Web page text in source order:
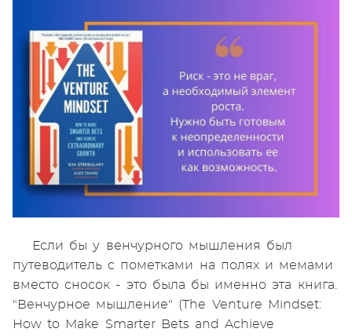
Если бы у венчурного мышления был
путеводитель с пометками на полях и мемами
вместо сносок - это была бы именно эта книга.
"Венчурное мышление" (The Venture Mindset:
How to Make Smarter Bets and Achieve